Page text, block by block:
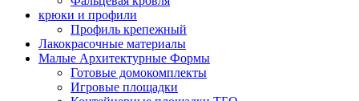
крюки и профили
Профиль крепежный
Лакокрасочные материалы
Малые Архитектурные Формы
Готовые домокомплекты
Игровые площадки